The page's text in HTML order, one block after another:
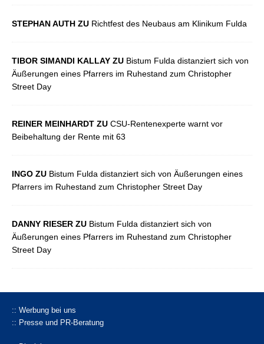
STEPHAN AUTH ZU Richtfest des Neubaus am Klinikum Fulda
TIBOR SIMANDI KALLAY ZU Bistum Fulda distanziert sich von
Äußerungen eines Pfarrers im Ruhestand zum Christopher
Street Day
REINER MEINHARDT ZU CSU-Rentenexperte warnt vor
Beibehaltung der Rente mit 63
INGO ZU Bistum Fulda distanziert sich von Äußerungen eines
Pfarrers im Ruhestand zum Christopher Street Day
DANNY RIESER ZU Bistum Fulda distanziert sich von
Äußerungen eines Pfarrers im Ruhestand zum Christopher
Street Day
:: Werbung bei uns
:: Presse und PR-Beratung